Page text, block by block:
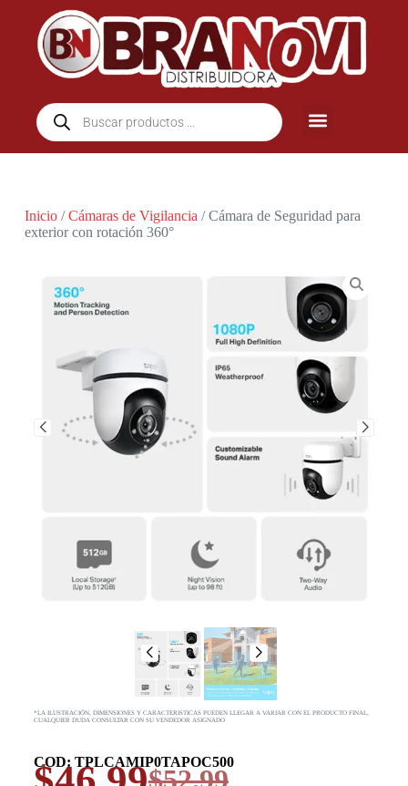
Inicio/Cámaras de Vigilancia / Cámara de Seguridad para
exterior con rotación 360°
*LA ILUSTRACIÓN, DIMENSIONES Y CARACTERISTICAS PUEDEN LLEGAR A VARIAR CON EL PRODUCTO FINAL,
CUALQUIER DUDA CONSULTAR CON SU VENDEDOR ASIGNADO
COD: TPLCAMIP0TAPOC500